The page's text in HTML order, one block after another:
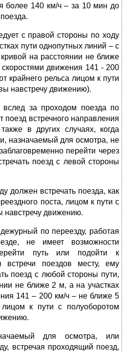
более 140 км/ч – за 10 мин до
с правой стороны по ходу
пути однопутных линий – с
на расстоянии не ближе
скоростями движения 141 - 200
крайнего рельса лицом к пути
навстречу движению).
вслед за проходом поезда по
поезд встречного направления
в других случаях, когда
назначаемый для осмотра, не
перейти через
поезд с левой стороны
должен встречать поезда, как
поста, лицом к пути с
навстречу движению.
по переезду, работая
не имеет возможности
путь или подойти к
встречи поездов месту, ему
поезд с любой стороны пути,
не ближе 2 м, а на участках
141 – 200 км/ч – не ближе 5
к пути с полуоборотом
для осмотра, или
встречая проходящий поезд,